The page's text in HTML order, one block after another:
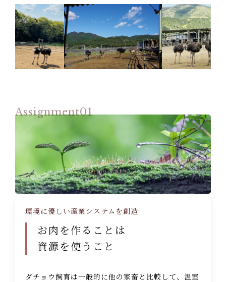
Assignment01
環境に優しい産業システムを創造
お肉を作ることは
資源を使うこと
ダチョウ飼育は一般的に他の家畜と比較して、温室